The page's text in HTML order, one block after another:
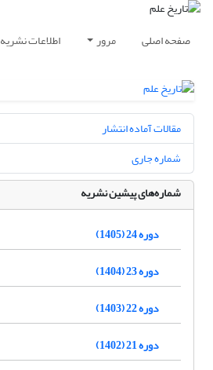
صفحه اصلی مرور اطلاعات نشریه
مقالات آماده انتشار
شماره جاری
شماره‌های پیشین نشریه
دوره 24 (1405)
دوره 23 (1404)
دوره 22 (1403)
دوره 21 (1402)